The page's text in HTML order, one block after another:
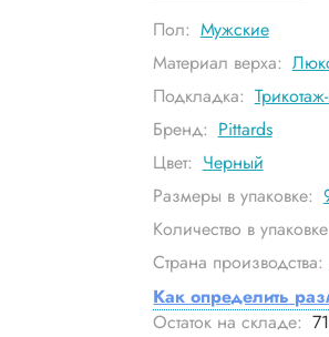
Пол: Мужские
Материал верха:
Подкладка:
Бренд: Pittards
Цвет: Черный
Размеры в упаковке:
Количество в
Страна производства:
Как определить
Остаток на складе: